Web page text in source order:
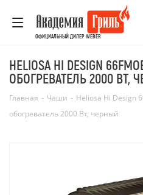
ОФИЦИАЛЬНЫЙ ДИЛЕР WEBER
HELIOSA HI DESIGN
ОБОГРЕВАТЕЛЬ 2000 ВТ,
Главная - Чаши - Heliosa Hi Design
обогреватель 2000 Вт, черный